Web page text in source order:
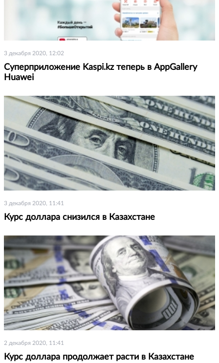
3 декабря 2020, 12:02
Суперприложение Kaspi.kz теперь в AppGallery
Huawei
3 декабря 2020, 11:41
Курс доллара снизился в Казахстане
2 декабря 2020, 11:41
Курс доллара продолжает расти в Казахстане